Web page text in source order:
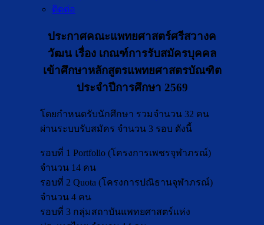
ติดต่อ
ประกาศคณะแพทยศาสตร์ศรีสวางค
วัฒน เรื่อง เกณฑ์การรับสมัครบุคคล
เข้าศึกษาหลักสูตรแพทยศาสตรบัณฑิต
ประจำปีการศึกษา 2569
โดยกำหนดรับนักศึกษา รวมจำนวน 32 คน
ผ่านระบบรับสมัคร จำนวน 3 รอบ ดังนี้
รอบที่ 1 Portfolio (โครงการเพชรจุฬาภรณ์)
จำนวน 14 คน
รอบที่ 2 Quota (โครงการปณิธานจุฬาภรณ์)
จำนวน 4 คน
รอบที่ 3 กลุ่มสถาบันแพทยศาสตร์แห่ง